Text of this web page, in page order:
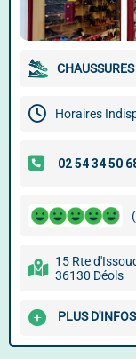
Horaires
15 Rte
36130 Déols
PLUS